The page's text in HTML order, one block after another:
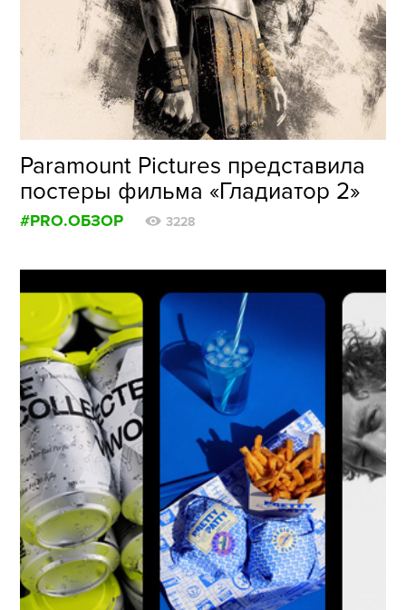
Paramount Pictures представила
постеры фильма «Гладиатор 2»
#PRO.ОБЗОР 3228